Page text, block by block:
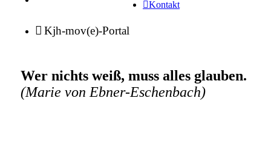
Kontakt
Kjh-mov(e)-Portal
Wer nichts weiß, muss alles glauben.
(Marie von Ebner-Eschenbach)